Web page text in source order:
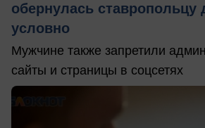
обернулась ставропольцу
условно
Мужчине также запретили
сайты и страницы в соцсетях